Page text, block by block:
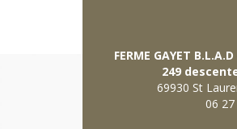
FERME GAYET
249
69930 St
06